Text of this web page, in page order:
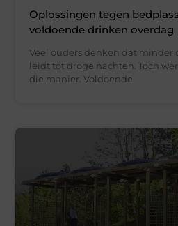
Oplossingen tegen
voldoende drinken overdag
Veel ouders denken dat
leidt tot droge nachten. Toch
die manier. Voldoende